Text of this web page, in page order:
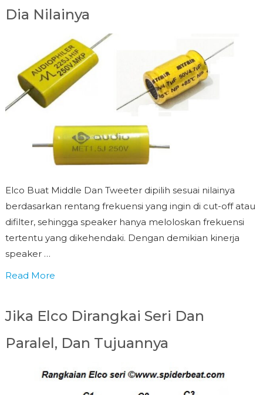
Dia Nilainya
Elco Buat Middle Dan Tweeter dipilih sesuai nilainya
berdasarkan rentang frekuensi yang ingin di cut-off atau
difilter, sehingga speaker hanya meloloskan frekuensi
tertentu yang dikehendaki. Dengan demikian kinerja
speaker …
Read More
Jika Elco Dirangkai Seri Dan
Paralel, Dan Tujuannya